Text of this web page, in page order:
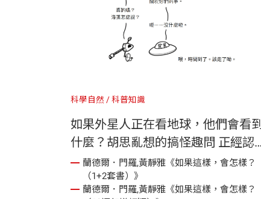
科學自然 科普知識
如果外星人正在看地球，他們會看到
什麼？胡思亂想的搞怪趣問 正經認
真的科學妙答《如果這樣，會怎樣》
蘭德爾．門羅,黃靜雅《如果這樣，會怎樣？
（1+2套書）》
蘭德爾．門羅,黃靜雅《如果這樣，會怎樣？